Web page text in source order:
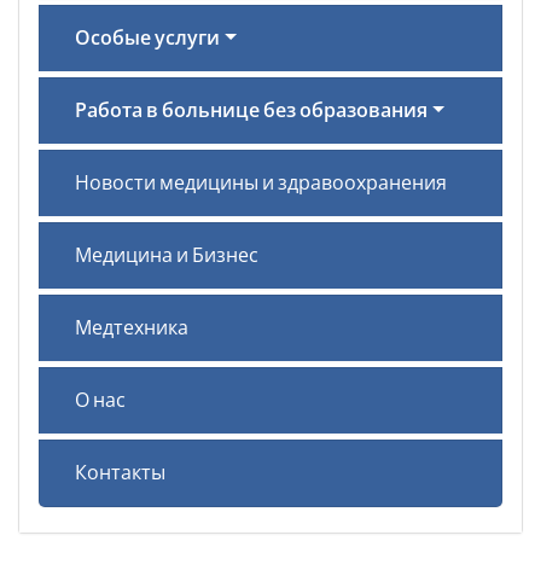
Особые услуги
Работа в больнице без образования
Новости медицины и здравоохранения
Медицина и Бизнес
Медтехника
О нас
Контакты